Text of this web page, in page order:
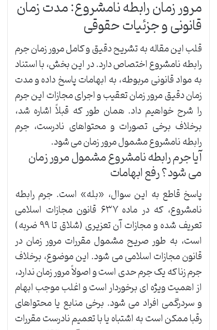
مرور زمان رابطه نامشروع: مدت زمان
قانونی و جزئیات حقوقی
قلب این مقاله به تشریح دقیق و کامل مرور زمان جرم
رابطه نامشروع اختصاص دارد. در این بخش، با استناد
به مواد قانونی مربوطه، به ابهامات پاسخ داده و مدت
زمان دقیق مرور زمان تعقیب و اجرای مجازات این جرم
را شرح خواهیم داد. همان طور که قبلاً اشاره شد،
برخلاف برخی تصورات و محتواهای نادرست، جرم
رابطه نامشروع مشمول مرور زمان می شود.
آیا جرم رابطه نامشروع مشمول مرور زمان
می شود؟ رفع ابهامات
پاسخ قاطع به این سوال، «بله» است. جرم رابطه
نامشروع، که در ماده ۶۳۷ قانون مجازات اسلامی
تعریف شده و مجازات آن تعزیری (شلاق تا ۹۹ ضربه)
است، به طور صریح مشمول مقررات مرور زمان در
قانون مجازات اسلامی می شود. این موضوع، برخلاف
جرم زنا که یک جرم حدی است و اصولاً مرور زمان ندارد،
از اهمیت ویژه ای برخوردار است و اغلب موجب ابهام
و سردرگمی افراد می شود. برخی منابع یا محتواهای
رقبا ممکن است به اشتباه یا با تعمیم نادرست مقررات